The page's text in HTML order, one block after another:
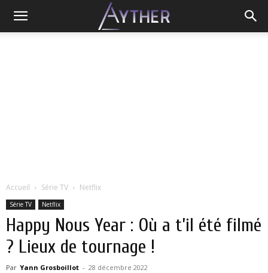
Accueil Série TV Netflix
Série TV Netflix
Happy Nous Year : Où a t’il été filmé
? Lieux de tournage !
Par Yann Grosboillot - 28 décembre 2022